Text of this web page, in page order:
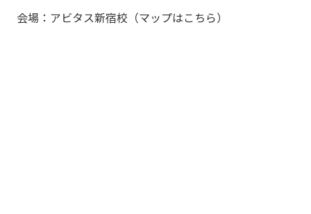
会場：アビタス新宿校（マップはこちら）